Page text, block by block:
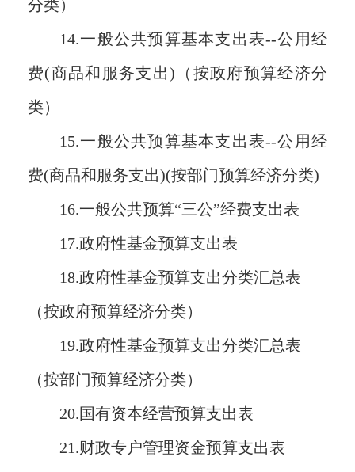
分类）
14.一般公共预算基本支出表--公用经
费(商品和服务支出)（按政府预算经济分
类）
15.一般公共预算基本支出表--公用经
费(商品和服务支出)(按部门预算经济分类)
16.一般公共预算“三公”经费支出表
17.政府性基金预算支出表
18.政府性基金预算支出分类汇总表
（按政府预算经济分类）
19.政府性基金预算支出分类汇总表
（按部门预算经济分类）
20.国有资本经营预算支出表
21.财政专户管理资金预算支出表